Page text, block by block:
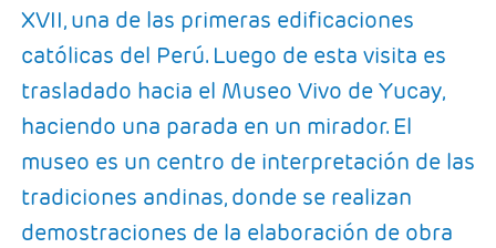
XVII, una de las primeras edificaciones
católicas del Perú. Luego de esta visita es
trasladado hacia el Museo Vivo de Yucay,
haciendo una parada en un mirador. El
museo es un centro de interpretación de las
tradiciones andinas, donde se realizan
demostraciones de la elaboración de obra